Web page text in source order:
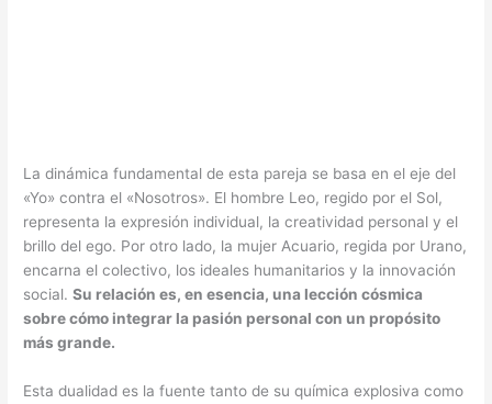
La dinámica fundamental de esta pareja se basa en el eje del
«Yo» contra el «Nosotros». El hombre Leo, regido por el Sol,
representa la expresión individual, la creatividad personal y el
brillo del ego. Por otro lado, la mujer Acuario, regida por Urano,
encarna el colectivo, los ideales humanitarios y la innovación
social.Su relación es, en esencia, una lección cósmica
sobre cómo integrar la pasión personal con un propósito
más grande.
Esta dualidad es la fuente tanto de su química explosiva como